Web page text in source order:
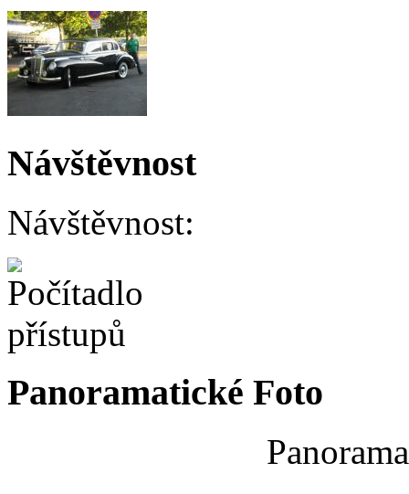
Návštěvnost
Návštěvnost:
Panoramatické Foto